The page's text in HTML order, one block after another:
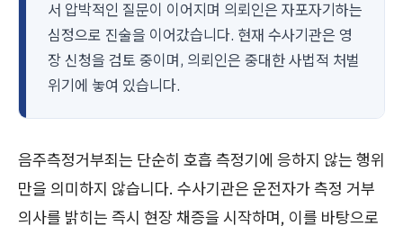
서 압박적인 질문이 이어지며 의뢰인은 자포자기하는
심정으로 진술을 이어갔습니다. 현재 수사기관은 영
장 신청을 검토 중이며, 의뢰인은 중대한 사법적 처벌
위기에 놓여 있습니다.
음주측정거부죄는 단순히 호흡 측정기에 응하지 않는 행위
만을 의미하지 않습니다. 수사기관은 운전자가 측정 거부
의사를 밝히는 즉시 현장 채증을 시작하며, 이를 바탕으로